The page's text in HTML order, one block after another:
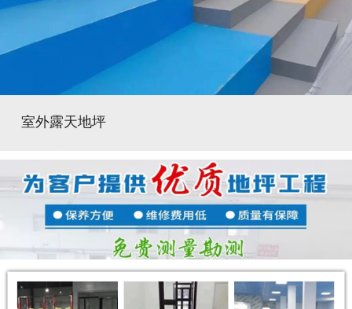
室外露天地坪